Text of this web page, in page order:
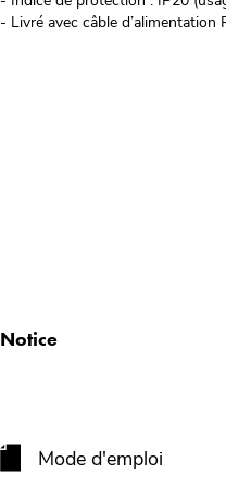
- Livré avec câble d’alimentation
Notice
Mode d'emploi